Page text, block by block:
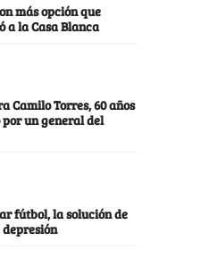
más opción que
la Casa Blanca
Camilo Torres, 60 años
por un general del
fútbol, la solución de